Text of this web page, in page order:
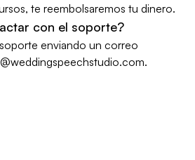
te reembolsaremos tu dinero.
con el soporte?
enviando un correo